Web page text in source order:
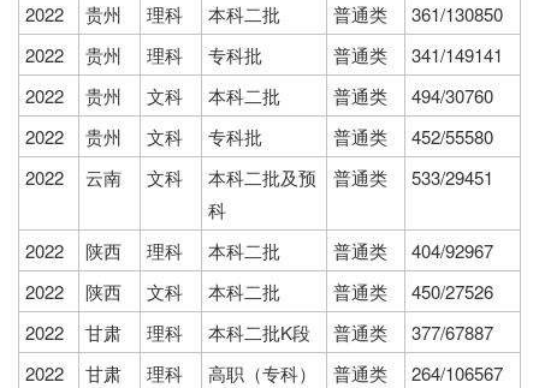
2022
贵州 理科 本科二批 普通类
361/130850
2022
贵州 理科 专科批 普通类
341/149141
2022
贵州 文科 本科二批 普通类
494/30760
2022
贵州 文科 专科批 普通类
452/55580
2022
云南 文科
本科二批及预
科
普通类 533/29451
2022 陕西 理科 本科二批 普通类
404/92967
2022
陕西 文科 本科二批 普通类
450/27526
2022
甘肃 理科 本科二批K段 普通类
377/67887
2022
甘肃 理科
高职（专科）
普通类 264/106567